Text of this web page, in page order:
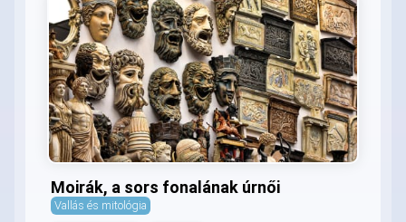
Moirák, a sors fonalának úrnői
Vallás és mitológia